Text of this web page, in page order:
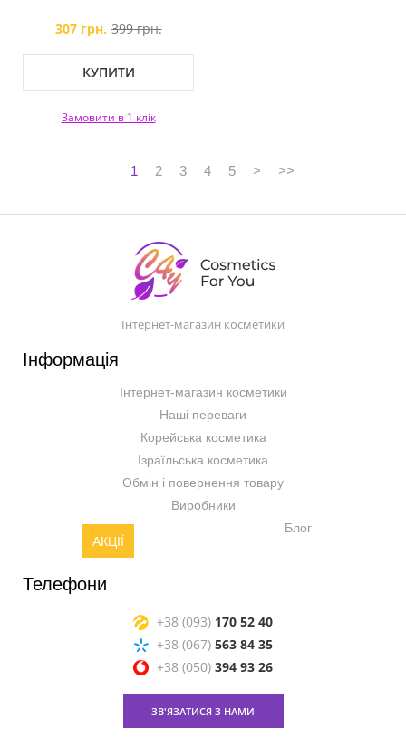
307 грн. 399 грн.
КУПИТИ
Замовити в 1 клік
1 2 3 4 5 > >>
Інтернет-магазин косметики
Інформація
Інтернет-магазин косметики
Наші переваги
Корейська косметика
Ізраїльська косметика
Обмін і повернення товару
Виробники
АКЦІЇ
Блог
Телефони
+38 (093) 170 52 40
+38 (067) 563 84 35
+38 (050) 394 93 26
ЗВ'ЯЗАТИСЯ З НАМИ